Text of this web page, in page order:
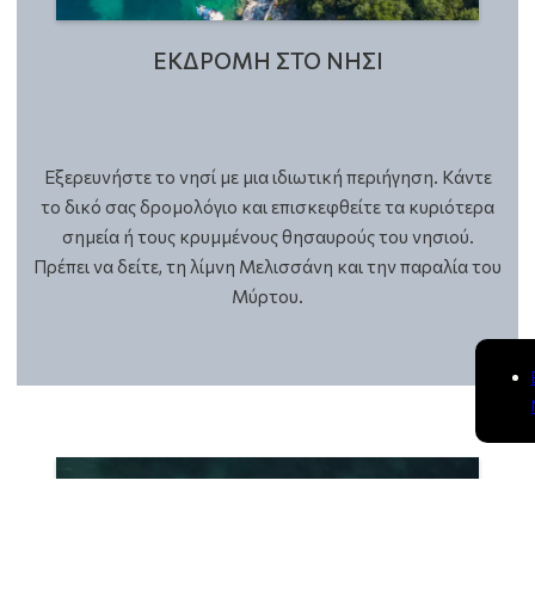
ΕΚΔΡΟΜΗ ΣΤΟ ΝΗΣΙ
Εξερευνήστε το νησί με μια ιδιωτική περιήγηση. Κάντε
το δικό σας δρομολόγιο και επισκεφθείτε τα κυριότερα
σημεία ή τους κρυμμένους θησαυρούς του νησιού.
Πρέπει να δείτε, τη λίμνη Μελισσάνη και την παραλία του
Μύρτου.